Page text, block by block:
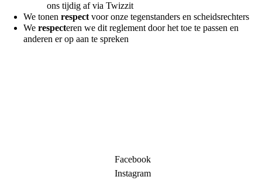
ons tijdig af via Twizzit
We tonen respect voor onze tegenstanders en scheidsrechters
We respecteren we dit reglement door het toe te passen en
anderen er op aan te spreken
Facebook
Instagram